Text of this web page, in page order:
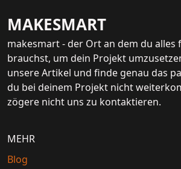
MAKESMART
makesmart - der Ort an dem du alles
brauchst, um dein Projekt
unsere Artikel und finde genau das
du bei deinem Projekt nicht
zögere nicht uns zu kontaktieren.
MEHR
Blog